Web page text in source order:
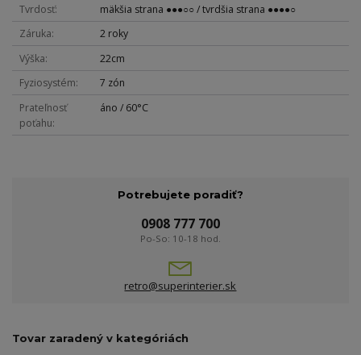
Tvrdosť
mäkšia strana ●●●○○ / tvrdšia strana ●●●●○
Záruka
2 roky
Výška
22cm
Fyziosystém
7 zón
Prateľnosť
poťahu
áno / 60°C
Potrebujete poradiť?
0908 777 700
Po-So: 10-18 hod.
retro@superinterier.sk
Tovar zaradený v kategóriách